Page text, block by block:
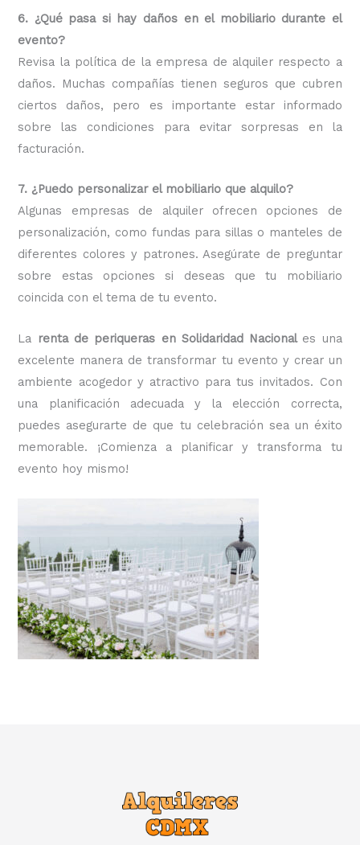
6. ¿Qué pasa si hay daños en el mobiliario durante el
evento?
Revisa la política de la empresa de alquiler respecto a
daños. Muchas compañías tienen seguros que cubren
ciertos daños, pero es importante estar informado
sobre las condiciones para evitar sorpresas en la
facturación.
7. ¿Puedo personalizar el mobiliario que alquilo?
Algunas empresas de alquiler ofrecen opciones de
personalización, como fundas para sillas o manteles de
diferentes colores y patrones. Asegúrate de preguntar
sobre estas opciones si deseas que tu mobiliario
coincida con el tema de tu evento.
La renta de periqueras en Solidaridad Nacional es una
excelente manera de transformar tu evento y crear un
ambiente acogedor y atractivo para tus invitados. Con
una planificación adecuada y la elección correcta,
puedes asegurarte de que tu celebración sea un éxito
memorable. ¡Comienza a planificar y transforma tu
evento hoy mismo!